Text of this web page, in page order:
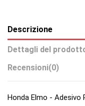
Descrizione
Dettagli del
Recensioni(0)
Honda Elmo - Adesivo